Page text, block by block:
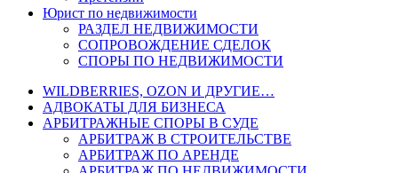
Юрист по недвижимости
РАЗДЕЛ НЕДВИЖИМОСТИ
СОПРОВОЖДЕНИЕ СДЕЛОК
СПОРЫ ПО НЕДВИЖИМОСТИ
WILDBERRIES, OZON И ДРУГИЕ…
АДВОКАТЫ ДЛЯ БИЗНЕСА
АРБИТРАЖНЫЕ СПОРЫ В СУДЕ
АРБИТРАЖ В СТРОИТЕЛЬСТВЕ
АРБИТРАЖ ПО АРЕНДЕ